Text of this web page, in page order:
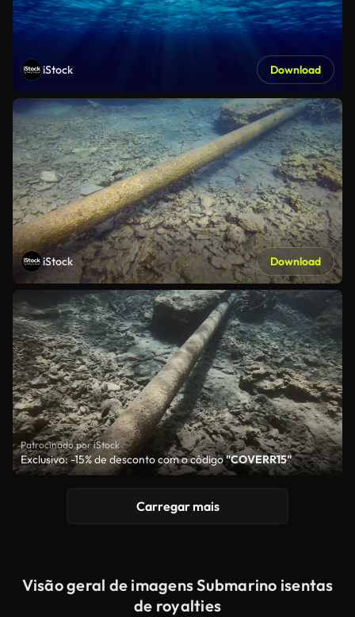
iStock Download
iStock Download
Patrocinado por iStock
Exclusivo: -15% de desconto com o código"COVERR15"
Carregar mais
Visão geral de imagens Submarino isentas
de royalties